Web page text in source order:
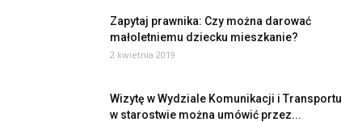
Zapytaj prawnika: Czy można darować
małoletniemu dziecku mieszkanie?
2 kwietnia 2019
Wizytę w Wydziale Komunikacji i Transportu
w starostwie można umówić przez...